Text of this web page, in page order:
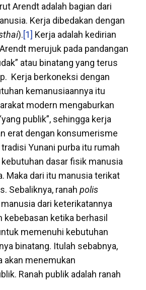
Arendt adalah bagian dari
Kerja dibedakan dengan
).[1] Kerja adalah kedirian
merujuk pada pandangan
atau binatang yang terus
Kerja berkoneksi dengan
kemanusiaannya itu
modern mengaburkan
publik”, sehingga kerja
erat dengan konsumerisme
Yunani purba itu rumah
dasar fisik manusia
Maka dari itu manusia terikat
Sebaliknya, ranah polis
dari keterikatannya
kebebasan ketika berhasil
memenuhi kebutuhan
binatang. Itulah sebabnya,
akan menemukan
Ranah publik adalah ranah